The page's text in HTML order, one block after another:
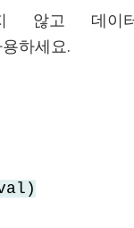
않고 데이
하세요.